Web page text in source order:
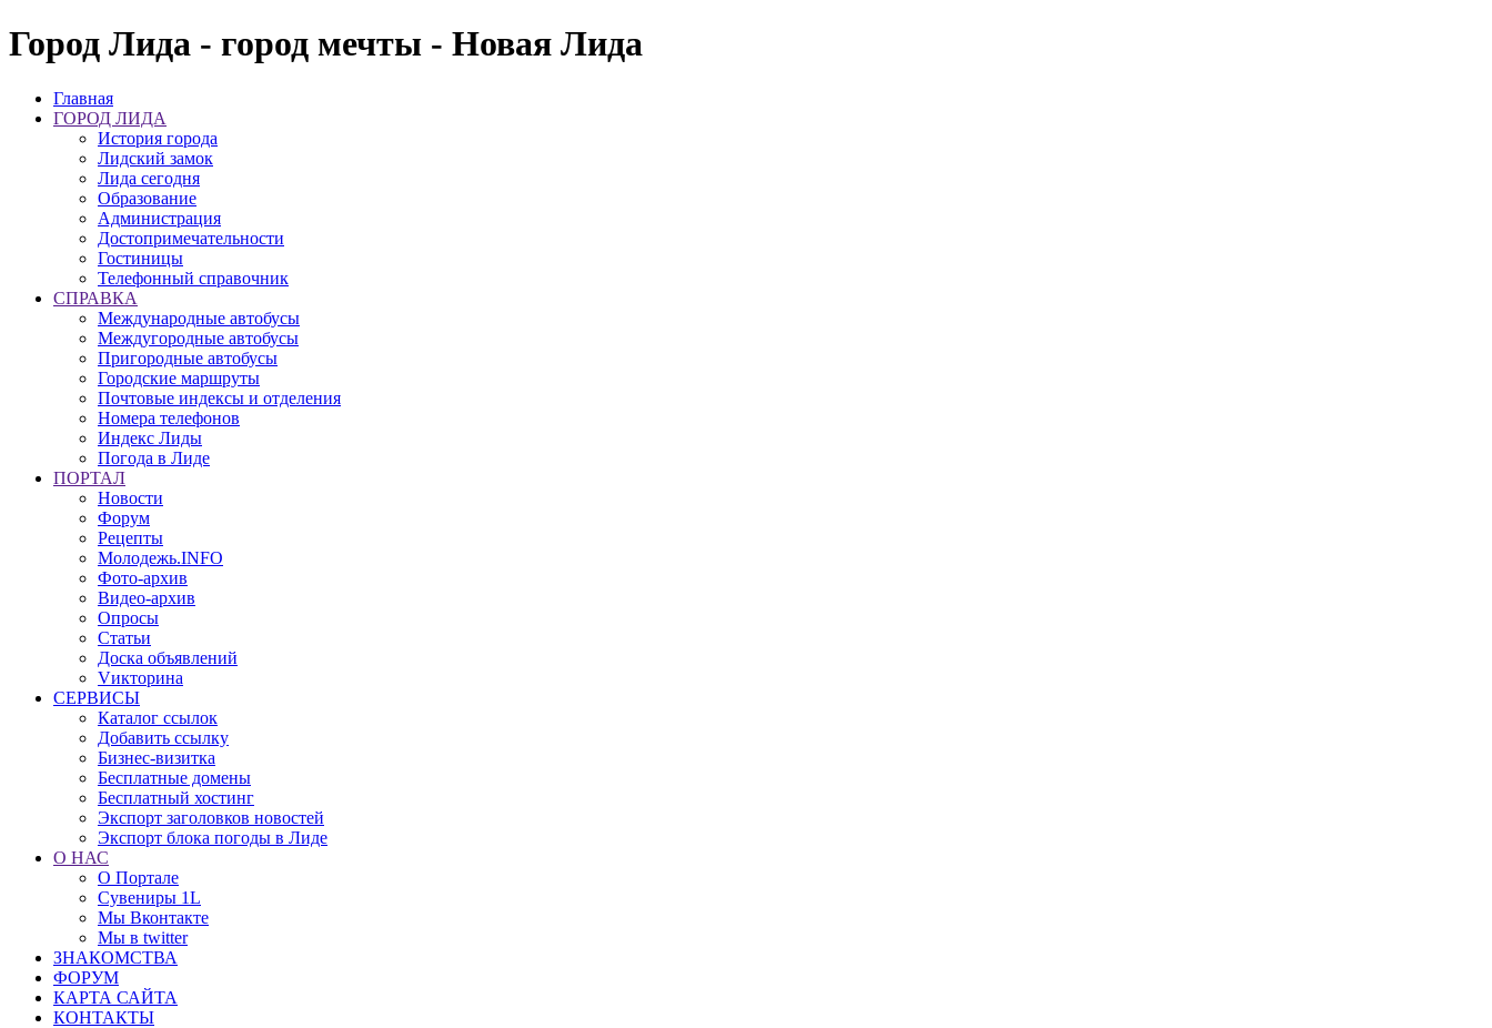
Город Лида - город мечты - Новая Лида
Главная
ГОРОД ЛИДА
История города
Лидский замок
Лида сегодня
Образование
Администрация
Достопримечательности
Гостиницы
Телефонный справочник
СПРАВКА
Международные автобусы
Междугородные автобусы
Пригородные автобусы
Городские маршруты
Почтовые индексы и отделения
Номера телефонов
Индекс Лиды
Погода в Лиде
ПОРТАЛ
Новости
Форум
Рецепты
Молодежь.INFO
Фото-архив
Видео-архив
Опросы
Статьи
Доска объявлений
Vикторина
СЕРВИСЫ
Каталог ссылок
Добавить ссылку
Бизнес-визитка
Бесплатные домены
Бесплатный хостинг
Экспорт заголовков новостей
Экспорт блока погоды в Лиде
О НАС
О Портале
Сувениры 1L
Мы Вконтакте
Мы в twitter
ЗНАКОМСТВА
ФОРУМ
КАРТА САЙТА
КОНТАКТЫ